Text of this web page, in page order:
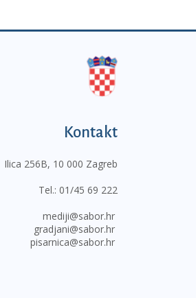
Kontakt
Ilica 256B, 10 000 Zagreb
Tel.: 01/45 69 222
mediji@sabor.hr
gradjani@sabor.hr
pisarnica@sabor.hr